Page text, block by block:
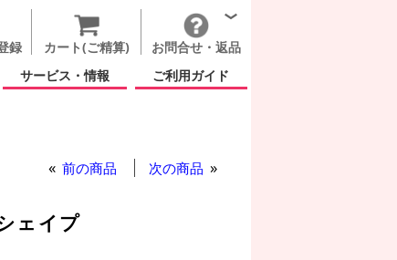
録 カート(ご精算)
お問合せ・返品
サービス・情報 ご利用ガイド
前の商品 次の商品
ェイプ